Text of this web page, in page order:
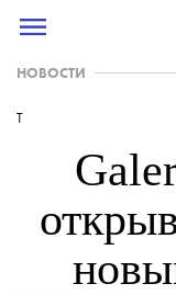
НОВОСТИ
T